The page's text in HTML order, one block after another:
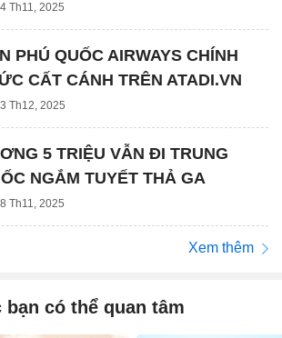
Th11, 2025
PHÚ QUỐC AIRWAYS CHÍNH
CẤT CÁNH TRÊN ATADI.VN
Th12, 2025
5 TRIỆU VẪN ĐI TRUNG
NGẮM TUYẾT THẢ GA
Th11, 2025
Xem thêm
bạn có thể quan tâm